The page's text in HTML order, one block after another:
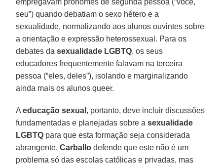
seu”) quando debatiam o sexo hétero e a
sexualidade, normalizando aos alunos ouvintes sobre
a orientação e expressão heterossexual. Para os
debates dasexualidade LGBTQ, os seus
educadores frequentemente falavam na terceira
pessoa (“eles, deles”), isolando e marginalizando
ainda mais os alunos queer.
Aeducação sexual , portanto, deve incluir discussões
fundamentadas e planejadas sobre asexualidade
LGBTQ para que esta formação seja considerada
abrangente.Carballo defende que este não é um
problema só das escolas católicas e privadas, mas